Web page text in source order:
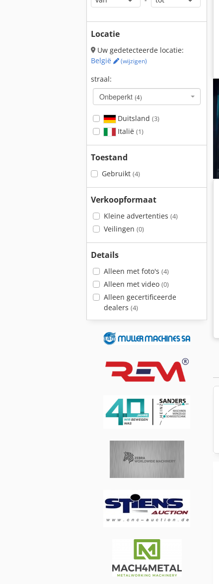
Locatie
Uw gedetecteerde locatie:
België
(wijzigen)
straal:
Onbeperkt (4)
Duitsland (3)
Italië (1)
Toestand
Gebruikt (4)
Verkoopformaat
Kleine advertenties (4)
Veilingen (0)
Details
Alleen met foto's (4)
Alleen met video (0)
Alleen gecertificeerde
dealers (4)